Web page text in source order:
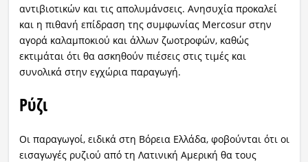
αντιβιοτικών και τις απολυμάνσεις. Ανησυχία προκαλεί
και η πιθανή επίδραση της συμφωνίας Mercosur στην
αγορά καλαμποκιού και άλλων ζωοτροφών, καθώς
εκτιμάται ότι θα ασκηθούν πιέσεις στις τιμές και
συνολικά στην εγχώρια παραγωγή.
Ρύζι
Οι παραγωγοί, ειδικά στη Βόρεια Ελλάδα, φοβούνται ότι οι
εισαγωγές ρυζιού από τη Λατινική Αμερική θα τους